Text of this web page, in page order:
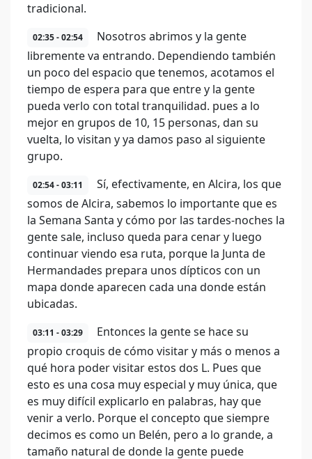
tradicional.
02:35 - 02:54
Nosotros abrimos y la gente
libremente va entrando. Dependiendo también
un poco del espacio que tenemos, acotamos el
tiempo de espera para que entre y la gente
pueda verlo con total tranquilidad. pues a lo
mejor en grupos de 10, 15 personas, dan su
vuelta, lo visitan y ya damos paso al siguiente
grupo.
02:54 - 03:11
Sí, efectivamente, en Alcira, los que
somos de Alcira, sabemos lo importante que es
la Semana Santa y cómo por las tardes-noches la
gente sale, incluso queda para cenar y luego
continuar viendo esa ruta, porque la Junta de
Hermandades prepara unos dípticos con un
mapa donde aparecen cada una donde están
ubicadas.
03:11 - 03:29
Entonces la gente se hace su
propio croquis de cómo visitar y más o menos a
qué hora poder visitar estos dos L. Pues que
esto es una cosa muy especial y muy única, que
es muy difícil explicarlo en palabras, hay que
venir a verlo. Porque el concepto que siempre
decimos es como un Belén, pero a lo grande, a
tamaño natural de donde la gente puede